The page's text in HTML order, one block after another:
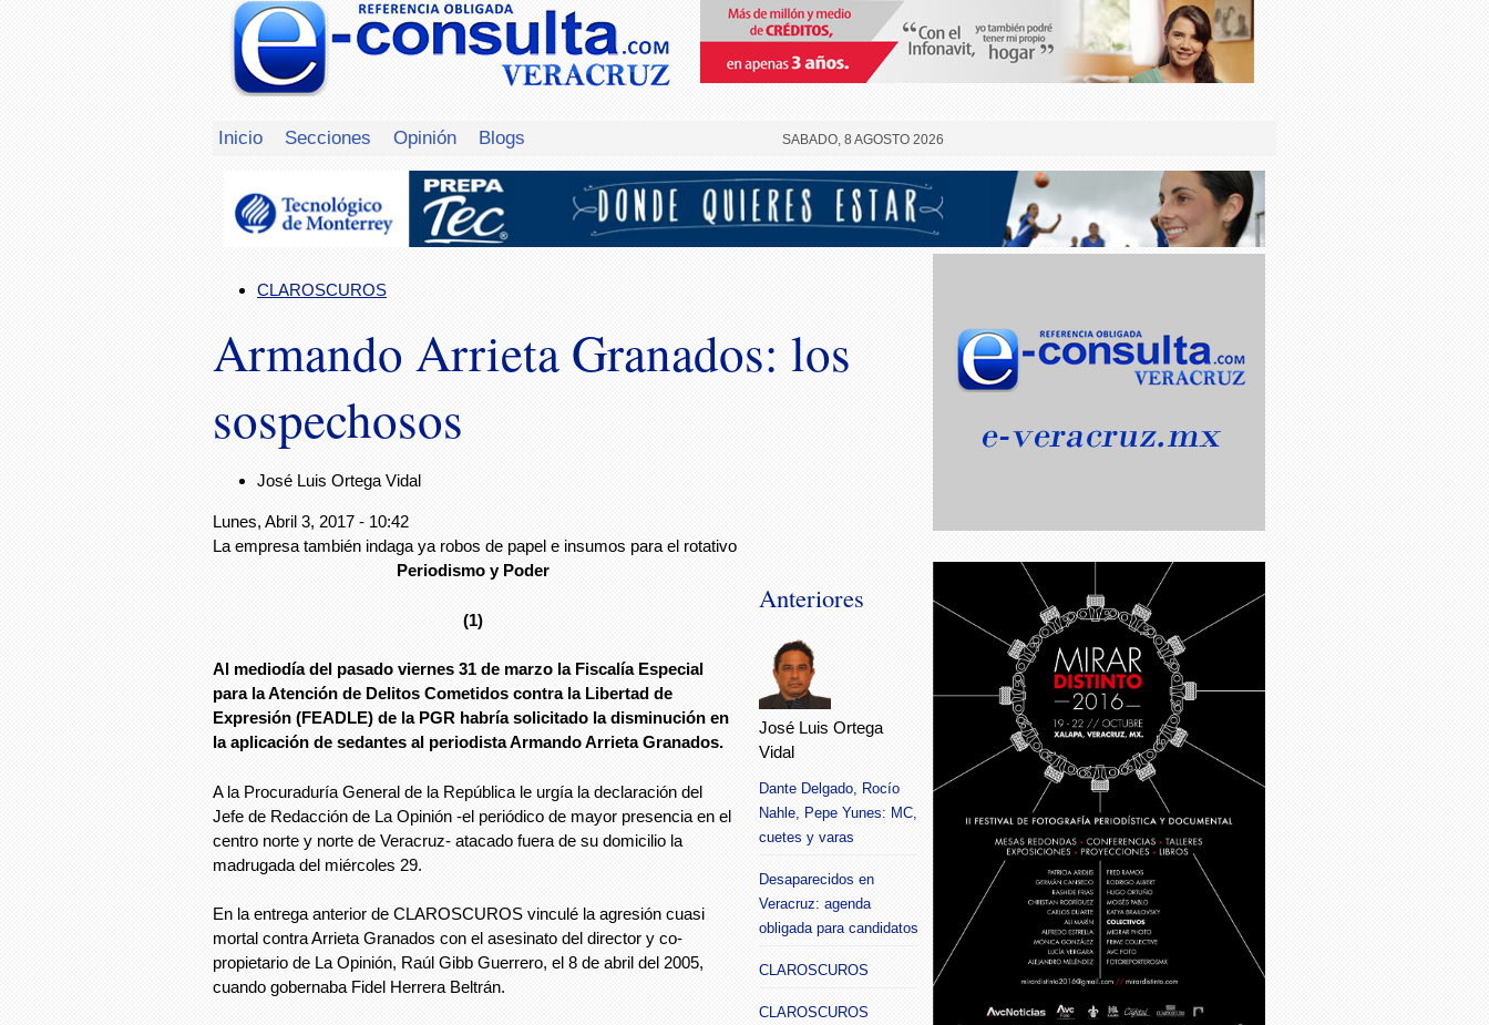
Inicio Secciones Opinión Blogs SABADO, 8 AGOSTO 2026
CLAROSCUROS
Armando Arrieta Granados: los
sospechosos
José Luis Ortega Vidal
Lunes, Abril 3, 2017 - 10:42
La empresa también indaga ya robos de papel e insumos para el rotativo
Periodismo y Poder
(1)
Al mediodía del pasado viernes 31 de marzo la Fiscalía Especial
para la Atención de Delitos Cometidos contra la Libertad de
Expresión (FEADLE) de la PGR habría solicitado la disminución en
la aplicación de sedantes al periodista Armando Arrieta Granados.
A la Procuraduría General de la República le urgía la declaración del
Jefe de Redacción de La Opinión -el periódico de mayor presencia en el
centro norte y norte de Veracruz- atacado fuera de su domicilio la
madrugada del miércoles 29.
En la entrega anterior de CLAROSCUROS vinculé la agresión cuasi
mortal contra Arrieta Granados con el asesinato del director y co-
propietario de La Opinión, Raúl Gibb Guerrero, el 8 de abril del 2005,
cuando gobernaba Fidel Herrera Beltrán.
Anteriores
José Luis Ortega
Vidal
Dante Delgado, Rocío
Nahle, Pepe Yunes: MC,
cuetes y varas
Desaparecidos en
Veracruz: agenda
obligada para candidatos
CLAROSCUROS
CLAROSCUROS